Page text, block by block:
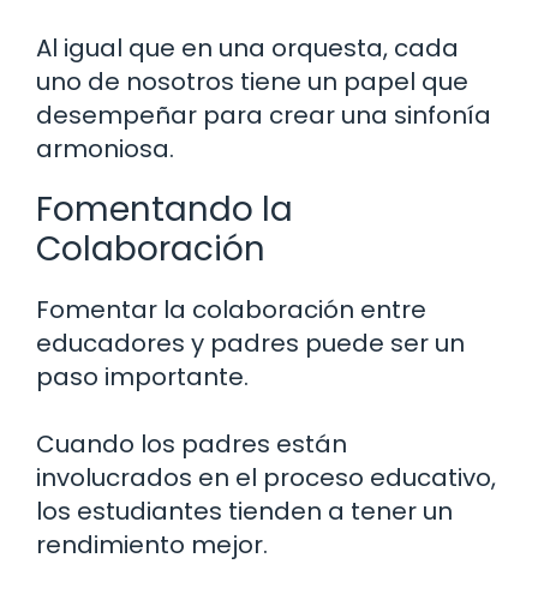
Al igual que en una orquesta, cada
uno de nosotros tiene un papel que
desempeñar para crear una sinfonía
armoniosa.
Fomentando la
Colaboración
Fomentar la colaboración entre
educadores y padres puede ser un
paso importante.
Cuando los padres están
involucrados en el proceso educativo,
los estudiantes tienden a tener un
rendimiento mejor.